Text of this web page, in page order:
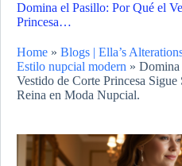
Domina el Pasillo: Por Qué el
Princesa…
Home » Blogs | Ella’s
Estilo nupcial modern » Domina
Vestido de Corte Princesa Sigue
Reina en Moda Nupcial.